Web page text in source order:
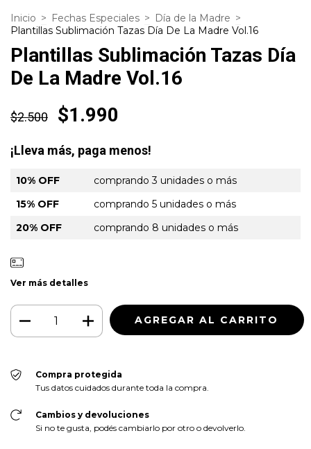
Inicio > Fechas Especiales > Día de la Madre >
Plantillas Sublimación Tazas Día De La Madre Vol.16
Plantillas Sublimación Tazas Día
De La Madre Vol.16
$2.500 $1.990
¡Lleva más, paga menos!
10% OFF
comprando 3 unidades o más
15% OFF
comprando 5 unidades o más
20% OFF
comprando 8 unidades o más
Ver más detalles
Compra protegida
Tus datos cuidados durante toda la compra.
Cambios y devoluciones
Si no te gusta, podés cambiarlo por otro o devolverlo.